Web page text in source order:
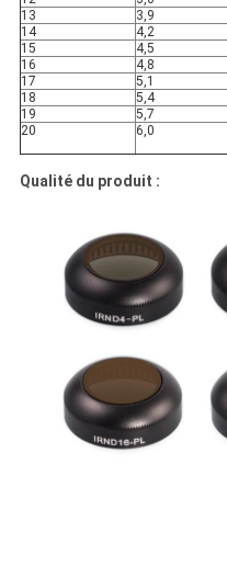
13
3,9
14
4,2
15
4,5
16
4,8
17
5,1
18
5,4
19
5,7
20
6,0
Qualité du produit :